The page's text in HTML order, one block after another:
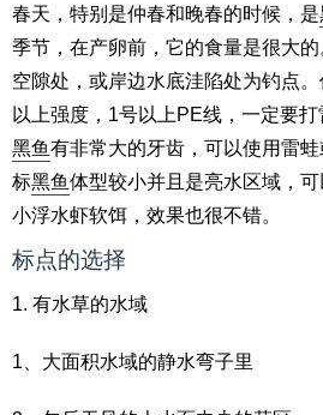
春天，特别是仲春和晚春的时候，是
季节，在产卵前，它的食量是很大
空隙处，或岸边水底洼陷处为钓点
以上强度，1号以上PE线，一定要
黑鱼有非常大的牙齿，可以使用雷
标黑鱼体型较小并且是亮水区域，
小浮水虾软饵，效果也很不错。
标点的选择
1. 有水草的水域
1、大面积水域的静水弯子里